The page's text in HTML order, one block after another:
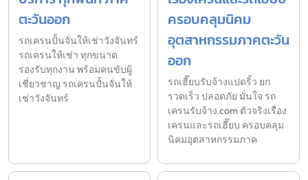
ตะวันออก
รถเครนปั้นจั่นให้เช่าวังจันทร์
รถเครนให้เช่า ทุกขนาด
รองรับทุกงาน พร้อมคนขับผู้
เชี่ยวชาญ รถเครนปั้นจั่นให้
เช่าวังจันทร์
ครอบคลุมนิคม
อุตสาหกรรมภาคตะวัน
ออก
รถเฮี๊ยบรับจ้างแปดริ้ว ยก
รวดเร็ว ปลอดภัย มั่นใจ รถ
เครนรับจ้าง.com ตัวจริงเรื่อง
เครนและรถเฮี๊ยบ ครอบคลุม
นิคมอุตสาหกรรมภาค